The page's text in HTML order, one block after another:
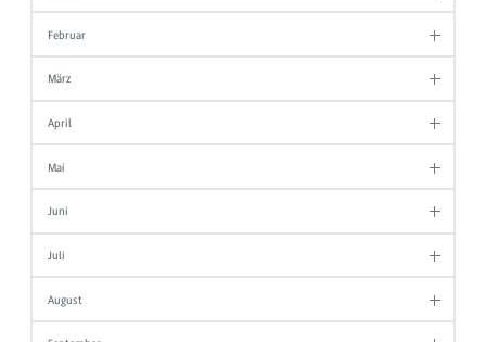
Februar
März
April
Mai
Juni
Juli
August